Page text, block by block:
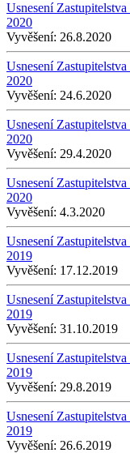
Usnesení
2020
Vyvěšení: 26.8.2020
Usnesení
2020
Vyvěšení: 24.6.2020
Usnesení
2020
Vyvěšení: 29.4.2020
Usnesení
2020
Vyvěšení: 4.3.2020
Usnesení
2019
Vyvěšení: 17.12.2019
Usnesení
2019
Vyvěšení: 31.10.2019
Usnesení
2019
Vyvěšení: 29.8.2019
Usnesení
2019
Vyvěšení: 26.6.2019